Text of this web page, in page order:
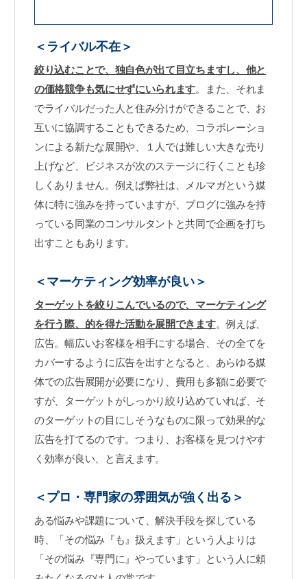
＜ライバル不在＞
絞り込むことで、独自色が出て目立ちますし、他と
の価格競争も気にせずにいられます。また、それま
でライバルだった人と住み分けができることで、お
互いに協調することもできるため、コラボレーショ
ンによる新たな展開や、１人では難しい大きな売り
上げなど、ビジネスが次のステージに行くことも珍
しくありません。例えば弊社は、メルマガという媒
体に特に強みを持っていますが、ブログに強みを持
っている同業のコンサルタントと共同で企画を打ち
出すこともあります。
＜マーケティング効率が良い＞
ターゲットを絞りこんでいるので、マーケティング
を行う際、的を得た活動を展開できます。例えば、
広告。幅広いお客様を相手にする場合、その全てを
カバーするように広告を出すとなると、あらゆる媒
体での広告展開が必要になり、費用も多額に必要で
すが、ターゲットがしっかり絞り込めていれば、そ
のターゲットの目にしそうなものに限って効果的な
広告を打てるのです。つまり、お客様を見つけやす
く効率が良い、と言えます。
＜プロ・専門家の雰囲気が強く出る＞
ある悩みや課題について、解決手段を探している
時、「その悩み『も』扱えます」という人よりは
「その悩み『専門に』やっています」という人に頼